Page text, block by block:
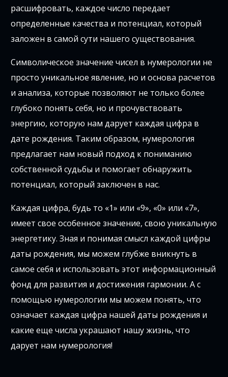
расшифровать, каждое число передает
определенные качества и потенциал, который
заложен в самой сути нашего существования.
Символическое значение чисел в нумерологии не
просто уникальное явление, но и основа расчетов
и анализа, которые позволяют не только более
глубоко понять себя, но и прочувствовать
энергию, которую нам дарует каждая цифра в
дате рождения. Таким образом, нумерология
предлагает нам новый подход к пониманию
собственной судьбы и помогает обнаружить
потенциал, который заключен в нас.
Каждая цифра, будь то «1» или «9», «0» или «7»,
имеет свое особенное значение, свою уникальную
энергетику. Зная и понимая смысл каждой цифры
даты рождения, мы можем глубже вникнуть в
самое себя и использовать этот информационный
фонд для развития и достижения гармонии. А с
помощью нумерологии мы можем понять, что
означает каждая цифра нашей даты рождения и
какие еще числа украшают нашу жизнь, что
дарует нам нумерология!